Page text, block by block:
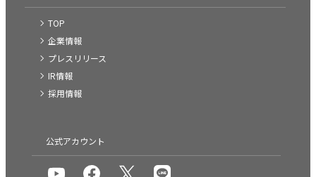
TOP
企業情報
プレスリリース
IR情報
採用情報
公式アカウント